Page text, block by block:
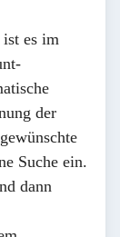
ist es im
der
Suche ein.
dann